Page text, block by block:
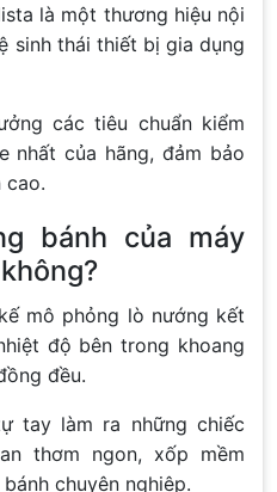
là một thương hiệu nội
sinh thái thiết bị gia dụng
các tiêu chuẩn kiểm
nhất của hãng, đảm bảo
cao.
bánh của máy
mô phỏng lò nướng kết
độ bên trong khoang
đều.
tay làm ra những chiếc
thơm ngon, xốp mềm
chuyên nghiệp.